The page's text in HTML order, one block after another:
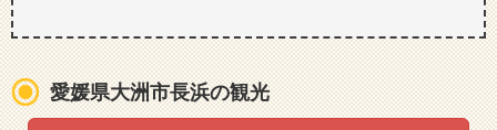
愛媛県大洲市長浜の観光